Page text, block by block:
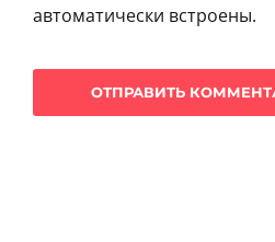
автоматически встроены.